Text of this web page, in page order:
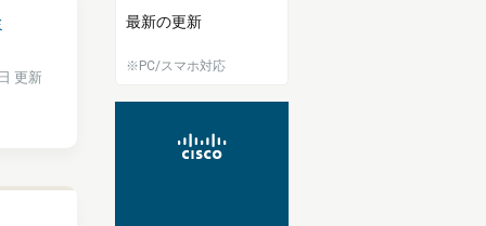
更新
最新の更新
※PC/スマホ対応